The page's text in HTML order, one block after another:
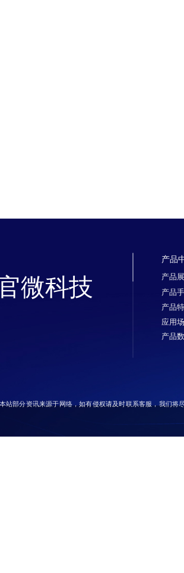
站部分资讯来源于网络，如有侵权请及时联系客服，我们将
产品
产品
应用
产品
产品
产品
微科技